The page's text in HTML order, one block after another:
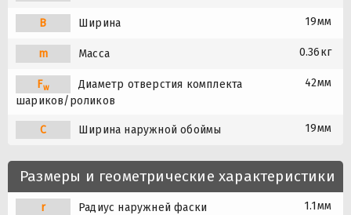
B Ширина 19мм
m Масса 0.36кг
Fw
Диаметр отверстия комплекта
шариков/роликов
42мм
C Ширина наружной обоймы 19мм
Размеры и геометрические характеристики
r Радиус наружней фаски 1.1мм